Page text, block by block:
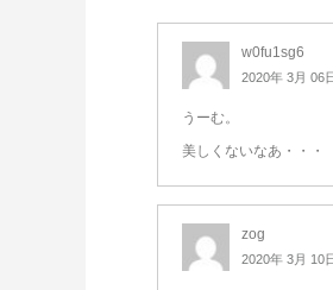
w0fu1sg6
2020年 3月 06
うーむ。
美しくないなあ・・・
zog
2020年 3月 10